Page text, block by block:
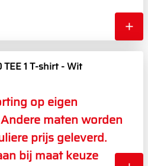
TEE 1 T-shirt - Wit
op eigen
maten worden
prijs geleverd.
bij maat keuze